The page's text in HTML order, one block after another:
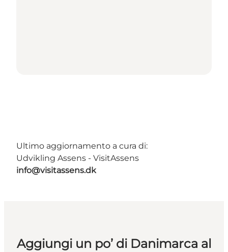
Ultimo aggiornamento a cura di:
Udvikling Assens - VisitAssens
info@visitassens.dk
Aggiungi un po’ di Danimarca al